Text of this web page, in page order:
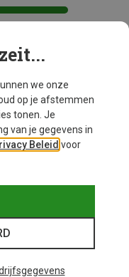
we onze
op je afstemmen
tonen. Je
van je gegevens in
Beleid voor